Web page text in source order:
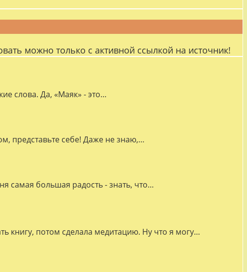
можно только с активной ссылкой на источник!
слова. Да, «Маяк» - это…
представьте себе! Даже не знаю,…
самая большая радость - знать, что…
книгу, потом сделала медитацию. Ну что я могу…